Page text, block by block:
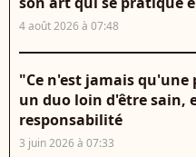
4 août 2026 à 07:48
"Ce n'est jamais qu'une
un duo loin d'être sain,
responsabilité
3 juin 2026 à 07:33